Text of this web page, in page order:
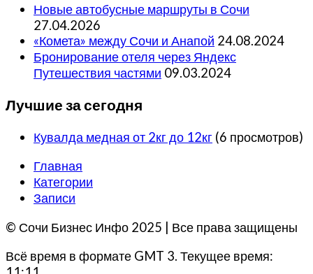
Новые автобусные маршруты в Сочи
27.04.2026
«Комета» между Сочи и Анапой 24.08.2024
Бронирование отеля через Яндекс
Путешествия частями 09.03.2024
Лучшие за сегодня
Кувалда медная от 2кг до 12кг (6 просмотров)
Главная
Категории
Записи
© Сочи Бизнес Инфо 2025 | Все права защищены
Всё время в формате GMT 3. Текущее время: